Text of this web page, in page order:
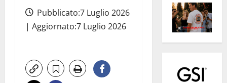
Pubblicato:7 Luglio 2026
| Aggiornato:7 Luglio 2026